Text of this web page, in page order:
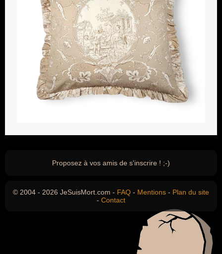
Proposez à vos amis de s'inscrire ! ;-)
© 2004 - 2026 JeSuisMort.com - FAQ - Mentions - Plan du site
- Contact